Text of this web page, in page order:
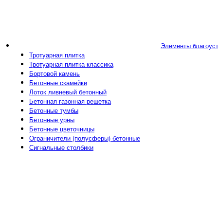
Элементы
Тротуарная плитка
Тротуарная плитка классика
Бортовой камень
Бетонные скамейки
Лоток ливневый бетонный
Бетонная газонная решетка
Бетонные тумбы
Бетонные урны
Бетонные цветочницы
Ограничители (полусферы) бетонные
Сигнальные столбики